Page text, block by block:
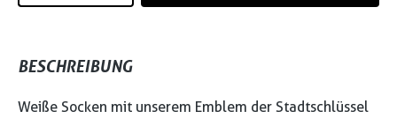
BESCHREIBUNG
Weiße Socken mit unserem Emblem der Stadtschlüssel